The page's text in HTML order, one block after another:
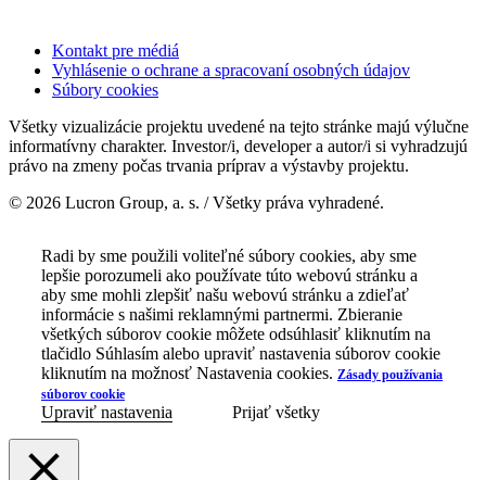
Kontakt pre médiá
Vyhlásenie o ochrane a spracovaní osobných údajov
Súbory cookies
Všetky vizualizácie projektu uvedené na tejto stránke majú výlučne
informatívny charakter. Investor/i, developer a autor/i si vyhradzujú
právo na zmeny počas trvania príprav a výstavby projektu.
© 2026 Lucron Group, a. s. / Všetky práva vyhradené.
Radi by sme použili voliteľné súbory cookies, aby sme
lepšie porozumeli ako používate túto webovú stránku a
aby sme mohli zlepšiť našu webovú stránku a zdieľať
informácie s našimi reklamnými partnermi. Zbieranie
všetkých súborov cookie môžete odsúhlasiť kliknutím na
tlačidlo Súhlasím alebo upraviť nastavenia súborov cookie
kliknutím na možnosť Nastavenia cookies. Zásady používania
súborov cookie
Upraviť nastavenia Prijať všetky